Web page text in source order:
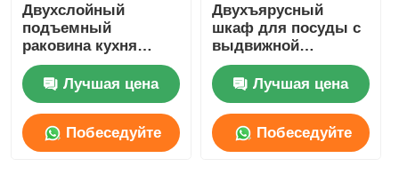
Двухслойный
подъемный
раковина кухня
шкаф корзины
санитарное
хранилище решение
Лучшая цена
Побеседуйте
Двухъярусный
шкаф для посуды с
выдвижной
корзиной,
регулируемым
лотком для
столовых приборов,
кухонный
органайзер
Лучшая цена
Побеседуйте